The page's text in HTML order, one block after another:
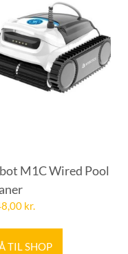
M1C Wired Pool
kr.
TIL SHOP